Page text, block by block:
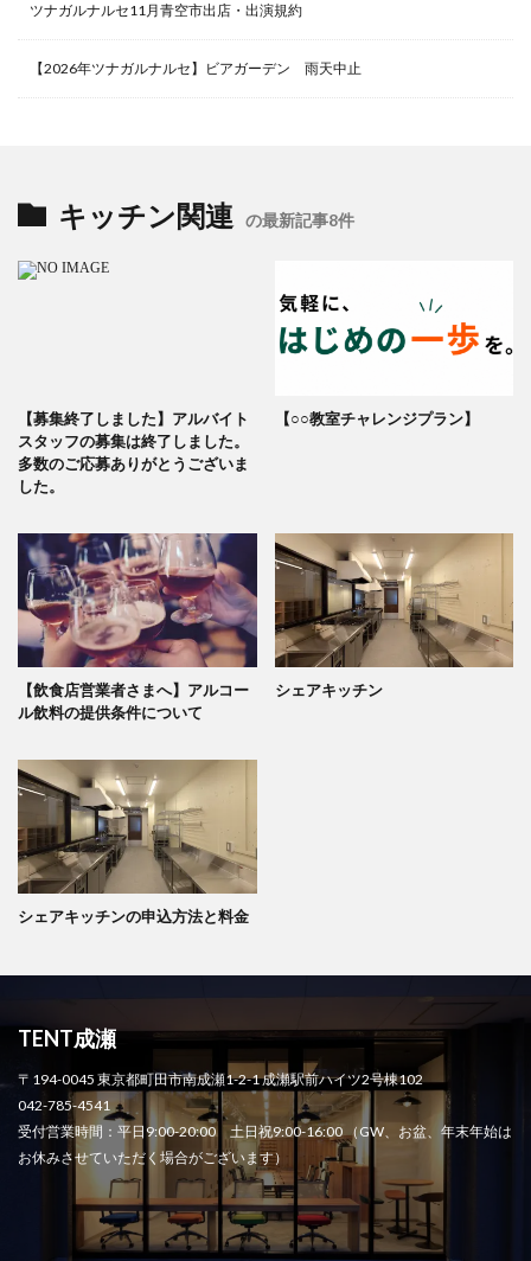
ツナガルナルセ11月青空市出店・出演規約
【2026年ツナガルナルセ】ビアガーデン 雨天中止
キッチン関連 の最新記事8件
【募集終了しました】アルバイト
スタッフの募集は終了しました。
多数のご応募ありがとうございま
した。
【○○教室チャレンジプラン】
【飲食店営業者さまへ】アルコー
ル飲料の提供条件について
シェアキッチン
シェアキッチンの申込方法と料金
TENT成瀬
〒194-0045 東京都町田市南成瀬1-2-1 成瀬駅前ハイツ2号棟102
042-785-4541
受付営業時間：平日9:00-20:00 土日祝9:00-16:00 （GW、お盆、年末年始は
お休みさせていただく場合がございます）